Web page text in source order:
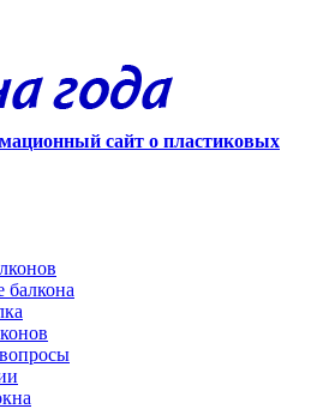
сайт о пластиковых
балкона